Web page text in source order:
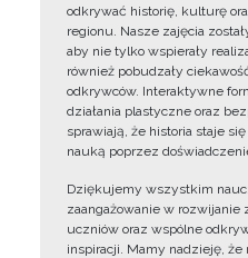
odkrywać historię, kulturę
regionu. Nasze zajęcia
aby nie tylko wspierały
również pobudzały
odkrywców. Interaktywne
działania plastyczne oraz
sprawiają, że historia staje
nauką poprzez
Dziękujemy wszystkim
zaangażowanie w rozwijanie
uczniów oraz wspólne
inspiracji. Mamy nadzieję,